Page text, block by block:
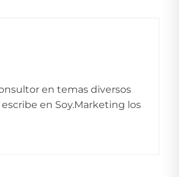
en temas diversos
en Soy.Marketing los